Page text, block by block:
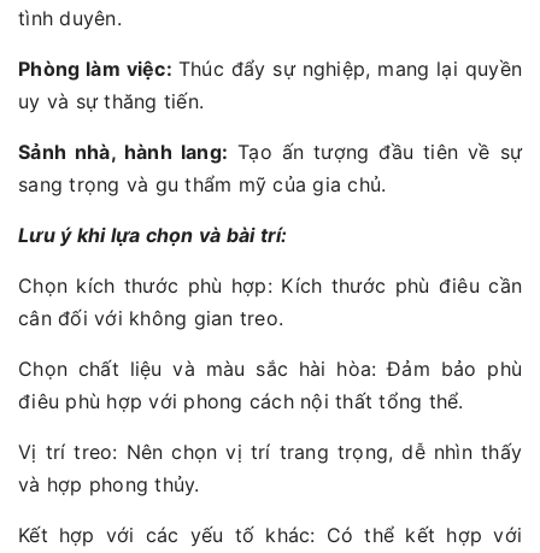
tình duyên.
Phòng làm việc: Thúc đẩy sự nghiệp, mang lại quyền
uy và sự thăng tiến.
Sảnh nhà, hành lang: Tạo ấn tượng đầu tiên về sự
sang trọng và gu thẩm mỹ của gia chủ.
Lưu ý khi lựa chọn và bài trí:
Chọn kích thước phù hợp: Kích thước phù điêu cần
cân đối với không gian treo.
Chọn chất liệu và màu sắc hài hòa: Đảm bảo phù
điêu phù hợp với phong cách nội thất tổng thể.
Vị trí treo: Nên chọn vị trí trang trọng, dễ nhìn thấy
và hợp phong thủy.
Kết hợp với các yếu tố khác: Có thể kết hợp với